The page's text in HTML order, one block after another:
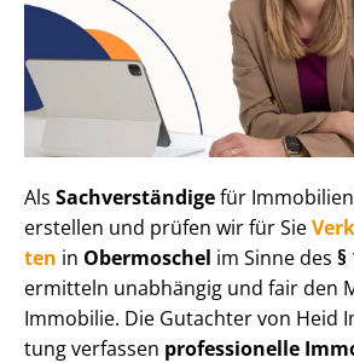
Als Sachverständigefür
erstellen und prüfen wir für Sie
ten in Obermoschel im Sinne des §
ermitteln unabhängig und fair den
Immobilie. Die Gutachter von Heid
tung verfassen professionelle